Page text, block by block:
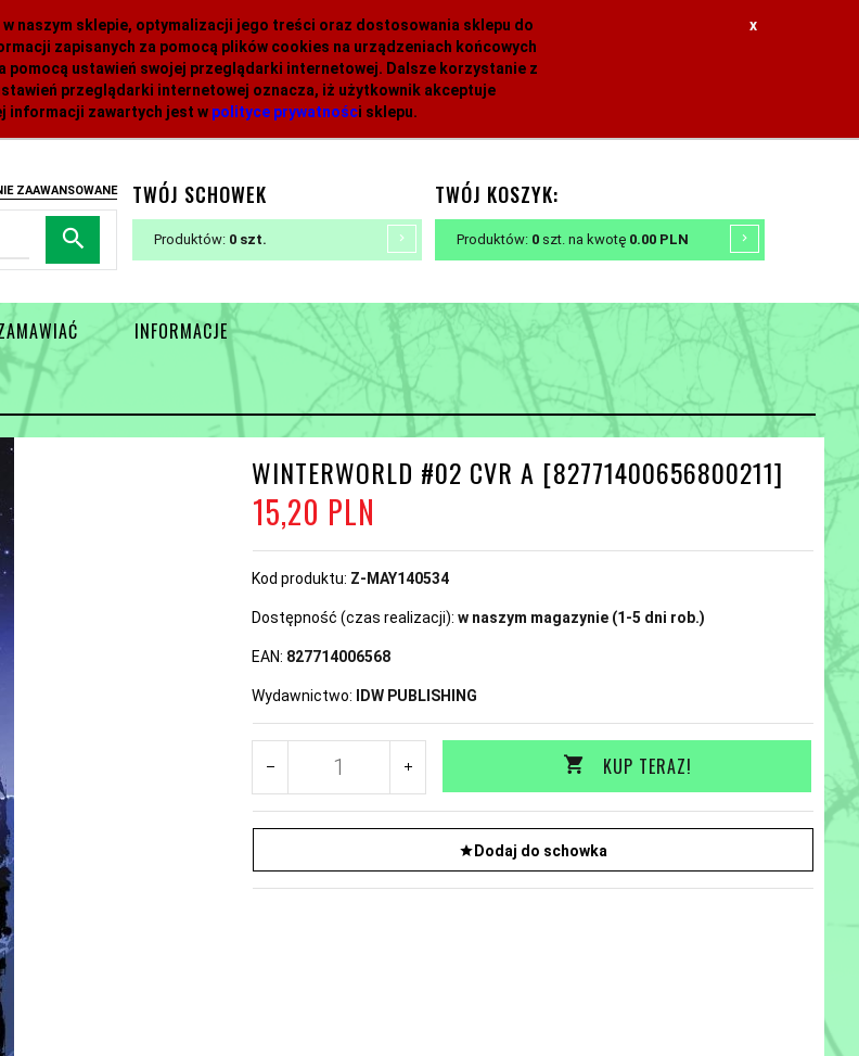
w naszym sklepie, optymalizacji jego treści oraz dostosowania sklepu do
zapisanych za pomocą plików cookies na urządzeniach końcowych
ustawień swojej przeglądarki internetowej. Dalsze korzystanie z
przeglądarki internetowej oznacza, iż użytkownik akceptuje
informacji zawartych jest w polityce prywatności sklepu.
x
ZAAWANSOWANE TWÓJ SCHOWEK
Produktów: 0
TWÓJ KOSZYK:
Produktów: 0 szt.na kwotę 0.00 PLN
INFORMACJE
WINTERWORLD #02 CVR A [82771400656800211]
15,20 PLN
Kod produktu: Z-MAY140534
Dostępność (czas realizacji): w naszym magazynie (1-5 dni rob.)
EAN: 827714006568
Wydawnictwo: IDW PUBLISHING
KUP TERAZ!
Dodaj do schowka